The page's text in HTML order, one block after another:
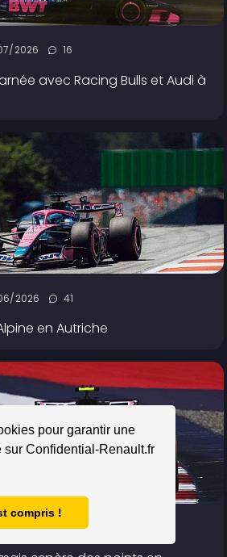
pour garantir une
Confidential-Renault.fr
compris !
2026 16
avec Racing Bulls et Audi à
2026 41
en Autriche
2026 20